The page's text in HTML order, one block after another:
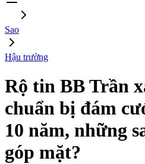
Sao
Hậu trường
Rộ tin BB Trần
chuẩn bị đám
10 năm, những
góp mặt?